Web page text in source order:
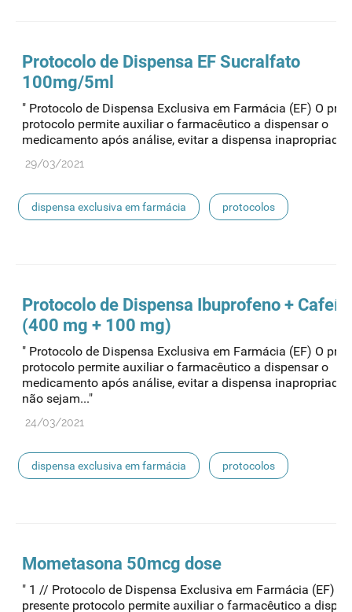
Protocolo de Dispensa EF Sucralfato
100mg/5ml
" Protocolo de Dispensa Exclusiva em Farmácia (EF) O
protocolo permite auxiliar o farmacêutico a dispensar o
medicamento após análise, evitar a dispensa
29/03/2021
dispensa exclusiva em farmácia protocolos
Protocolo de Dispensa Ibuprofeno +
(400 mg + 100 mg)
" Protocolo de Dispensa Exclusiva em Farmácia (EF) O
protocolo permite auxiliar o farmacêutico a dispensar o
medicamento após análise, evitar a dispensa inapropriada
não sejam..."
24/03/2021
dispensa exclusiva em farmácia protocolos
Mometasona 50mcg dose
" 1 // Protocolo de Dispensa Exclusiva em Farmácia (EF) O
presente protocolo permite auxiliar o farmacêutico a